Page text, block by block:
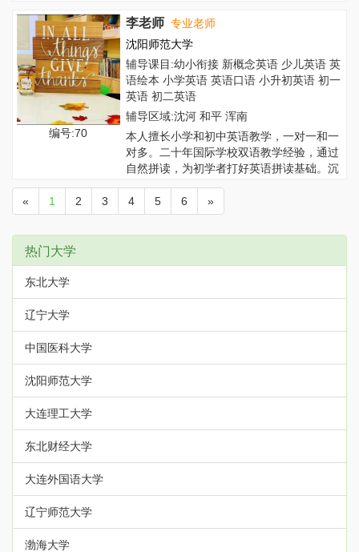
编号:70
李老师 专业老师
沈阳师范大学
辅导课目:幼小衔接 新概念英语 少儿英语 英
语绘本 小学英语 英语口语 小升初英语 初一
英语 初二英语
辅导区域:沈河 和平 浑南
本人擅长小学和初中英语教学，一对一和一
对多。二十年国际学校双语教学经验，通过
自然拼读，为初学者打好英语拼读基础。沉
«
1 2 3 4 5 6 »
热门大学
东北大学
辽宁大学
中国医科大学
沈阳师范大学
大连理工大学
东北财经大学
大连外国语大学
辽宁师范大学
渤海大学